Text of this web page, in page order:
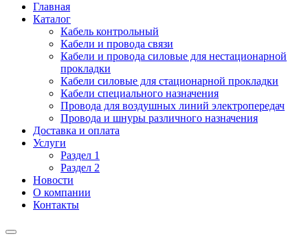
Главная
Каталог
Кабель контрольный
Кабели и провода связи
Кабели и провода силовые для нестационарной
прокладки
Кабели силовые для стационарной прокладки
Кабели специального назначения
Провода для воздушных линий электропередач
Провода и шнуры различного назначения
Доставка и оплата
Услуги
Раздел 1
Раздел 2
Новости
О компании
Контакты